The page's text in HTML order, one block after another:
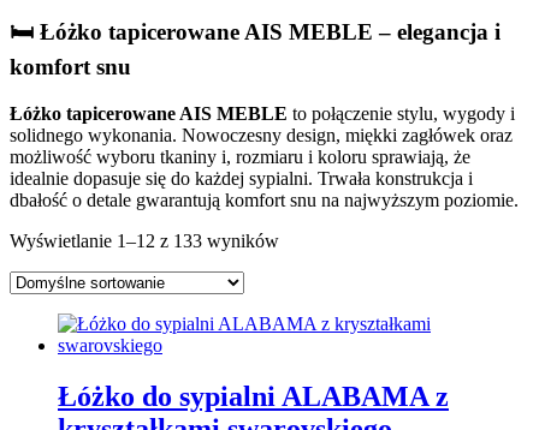
🛏️ Łóżko tapicerowane AIS MEBLE – elegancja i
komfort snu
Łóżko tapicerowane AIS MEBLE to połączenie stylu, wygody i
solidnego wykonania. Nowoczesny design, miękki zagłówek oraz
możliwość wyboru tkaniny i, rozmiaru i koloru sprawiają, że
idealnie dopasuje się do każdej sypialni. Trwała konstrukcja i
dbałość o detale gwarantują komfort snu na najwyższym poziomie.
Wyświetlanie 1–12 z 133 wyników
Łóżko do sypialni ALABAMA z